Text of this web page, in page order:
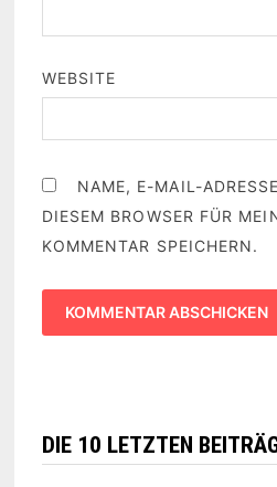
WEBSITE
NAME, E-MAIL-
DIESEM BROWSER FÜR
KOMMENTAR SPEICHERN.
DIE 10 LETZTEN